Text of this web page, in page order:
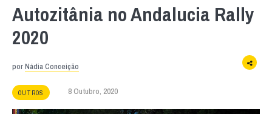
Autozitânia no Andalucia Rally
2020
porNádia Conceição
OUTROS 8 Outubro, 2020